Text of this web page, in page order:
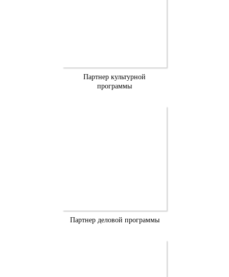
Партнер культурной
программы
Партнер деловой программы